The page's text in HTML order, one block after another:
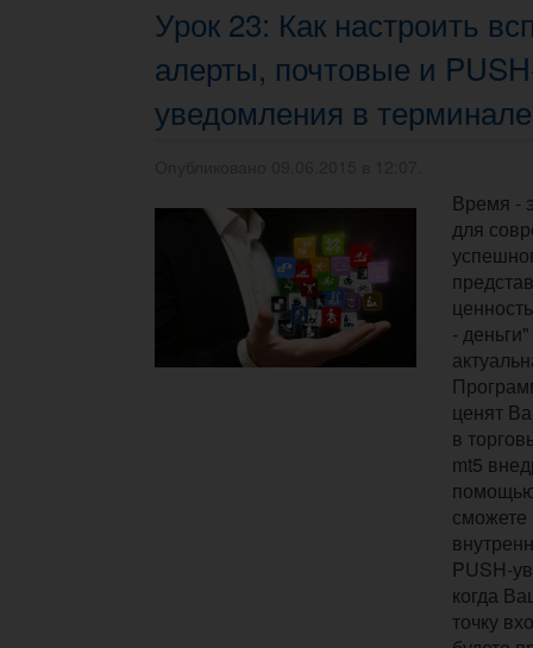
Урок 23: Как настроить
алерты, почтовые и
уведомления в
Время -
для
-
ценят
в
mt5
сможете
PUSH-
когда
точку